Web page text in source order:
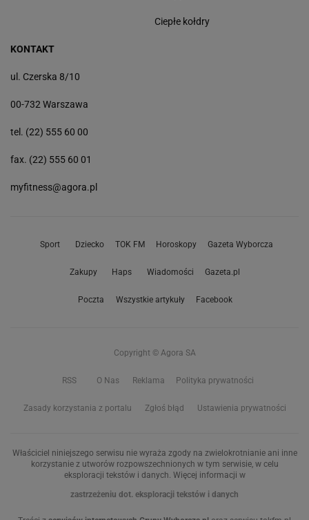
Ciepłe kołdry
KONTAKT
ul. Czerska 8/10
00-732 Warszawa
tel. (22) 555 60 00
fax. (22) 555 60 01
myfitness@agora.pl
Sport Dziecko TOK FM Horoskopy Gazeta Wyborcza
Zakupy Haps Wiadomości Gazeta.pl
Poczta Wszystkie artykuły Facebook
Copyright © Agora SA
RSS O Nas Reklama Polityka prywatności
Zasady korzystania z portalu Zgłoś błąd Ustawienia prywatności
Właściciel niniejszego serwisu nie wyraża zgody na zwielokrotnianie ani inne
korzystanie z utworów rozpowszechnionych w tym serwisie, w celu
eksploracji tekstów i danych. Więcej informacji w
zastrzeżeniu dot. eksploracji tekstów i danych